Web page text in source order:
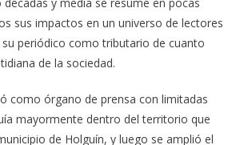
sus impactos en un universo de lectores
periódico como tributario de cuanto
de la sociedad.
como órgano de prensa con limitadas
mayormente dentro del territorio que
de Holguín, y luego se amplió el